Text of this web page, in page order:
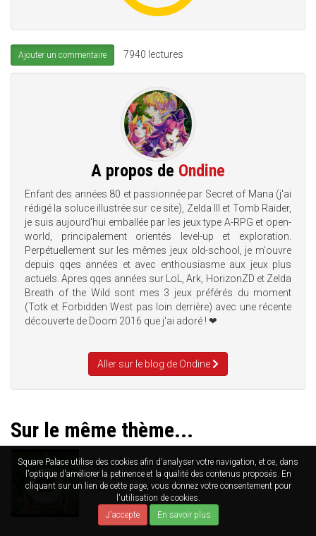
Square Palace utilise des cookies afin d'analyser votre navigation, et ce, dans
l'optique d'améliorer la petinence et la qualité des contenus proposés. En
cliquant sur un lien de cette page, vous donnez votre consentement pour
l'utilisation de cookies.
J'accepte
En savoir plus
Ajouter un commentaire 7940 lectures
A propos de Ondine
Enfant des années 80 et passionnée par Secret of Mana (j'ai
rédigé la soluce illustrée sur ce site), Zelda III et Tomb Raider,
je suis aujourd'hui emballée par les jeux type A-RPG et open-
world, principalement orientés level-up et exploration.
Perpétuellement sur les mêmes jeux old-school, je m'ouvre
depuis qqes années et avec enthousiasme aux jeux plus
actuels. Apres qqes années sur LoL, Ark, HorizonZD et Zelda
Breath of the Wild sont mes 3 jeux préférés du moment
(Totk et Forbidden West pas loin derrière) avec une récente
découverte de Doom 2016 que j'ai adoré ! ❤
Aller sur le blog de Ondine
Sur le même thème...
Speedrun de Secret of Mana remake :
cette fois c'est la version patchée 1.02 !
29/04/2019AMNESIA 4 702